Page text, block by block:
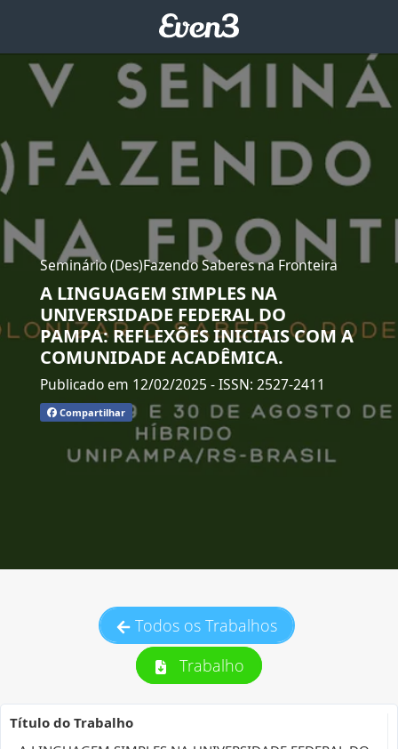
Seminário (Des)Fazendo Saberes na Fronteira
A LINGUAGEM SIMPLES NA
UNIVERSIDADE FEDERAL DO
PAMPA: REFLEXÕES INICIAIS COM A
COMUNIDADE ACADÊMICA.
Publicado em 12/02/2025 - ISSN: 2527-2411
Compartilhar
Todos os Trabalhos
Trabalho
Título do Trabalho